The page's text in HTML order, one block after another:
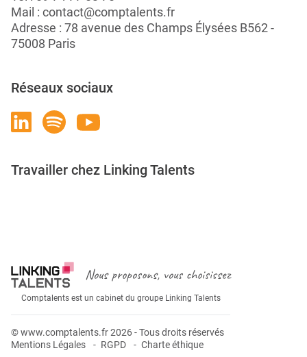
Mail : contact@comptalents.fr
Adresse : 78 avenue des Champs Élysées B562 -
75008 Paris
Réseaux sociaux
Travailler chez Linking Talents
Nous proposons, vous choisissez
Comptalents est un cabinet du groupe Linking Talents
© www.comptalents.fr 2026 - Tous droits réservés
Mentions Légales
RGPD Charte éthique